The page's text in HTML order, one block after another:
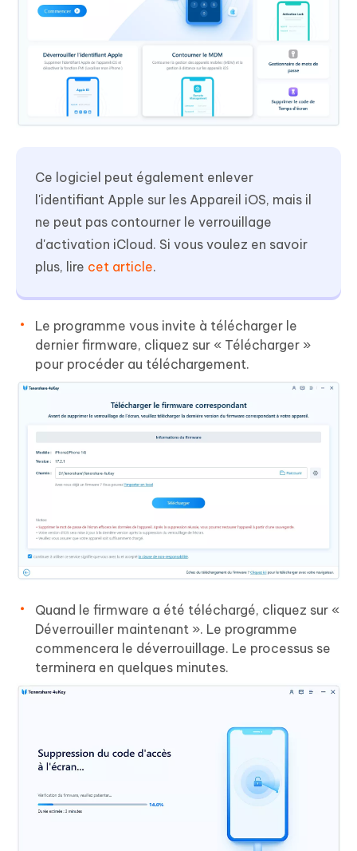
Ce logiciel peut également enlever
l'identifiant Apple sur les Appareil iOS, mais il
ne peut pas contourner le verrouillage
d'activation iCloud. Si vous voulez en savoir
plus, lire cet article.
Le programme vous invite à télécharger le
dernier firmware, cliquez sur « Télécharger »
pour procéder au téléchargement.
Quand le firmware a été téléchargé, cliquez sur «
Déverrouiller maintenant ». Le programme
commencera le déverrouillage. Le processus se
terminera en quelques minutes.